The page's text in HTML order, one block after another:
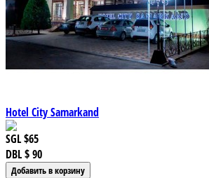
Hotel City Samarkand
SGL$65
DBL$ 90